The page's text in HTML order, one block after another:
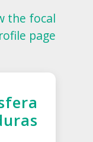
the focal
page.